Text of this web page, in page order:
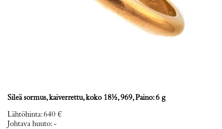
Sileä sormus, kaiverrettu, koko 18½, 969, Paino: 6 g
Lähtöhinta:640 €
Johtava huuto:-